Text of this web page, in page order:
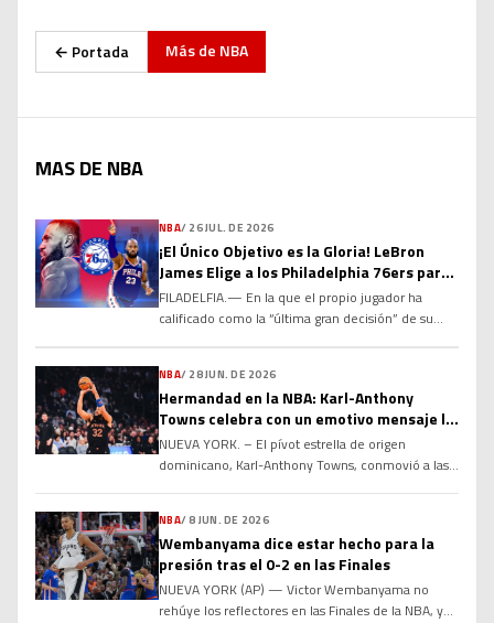
← Portada Más de NBA
MAS DE NBA
NBA/ 26 JUL. DE 2026
¡El Único Objetivo es la Gloria! LeBron
James Elige a los Philadelphia 76ers para
el Último Capítulo de su Leyenda
FILADELFIA.— En la que el propio jugador ha
calificado como la “última gran decisión” de su
baloncesto mundial al acordar un contrato por dos
temporadas y US$8 millones con los Philadelphia
76ers. Tras comunicar a Los Angeles Lakers […]
NBA/ 28 JUN. DE 2026
Hermandad en la NBA: Karl-Anthony
Towns celebra con un emotivo mensaje la
renovación de Jose Alvarado
NUEVA YORK. – El pívot estrella de origen
dominicano, Karl-Anthony Towns, conmovió a las
de felicitación dirigido a su compañero de equipo
y selección nacional, el base Jose Alvarado, tras
confirmarse la renovación contractual de este
último. […]
NBA/8 JUN. DE 2026
Wembanyama dice estar hecho para la
presión tras el 0-2 en las Finales
NUEVA YORK (AP) — Victor Wembanyama no
rehúye los reflectores en las Finales de la NBA, y